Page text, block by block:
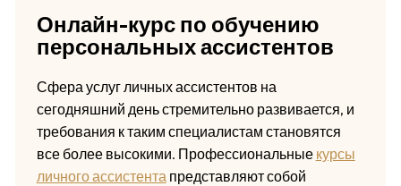
Онлайн-курс по обучению
персональных ассистентов
Сфера услуг личных ассистентов на
сегодняшний день стремительно развивается, и
требования к таким специалистам становятся
все более высокими. Профессиональные курсы
личного ассистента представляют собой